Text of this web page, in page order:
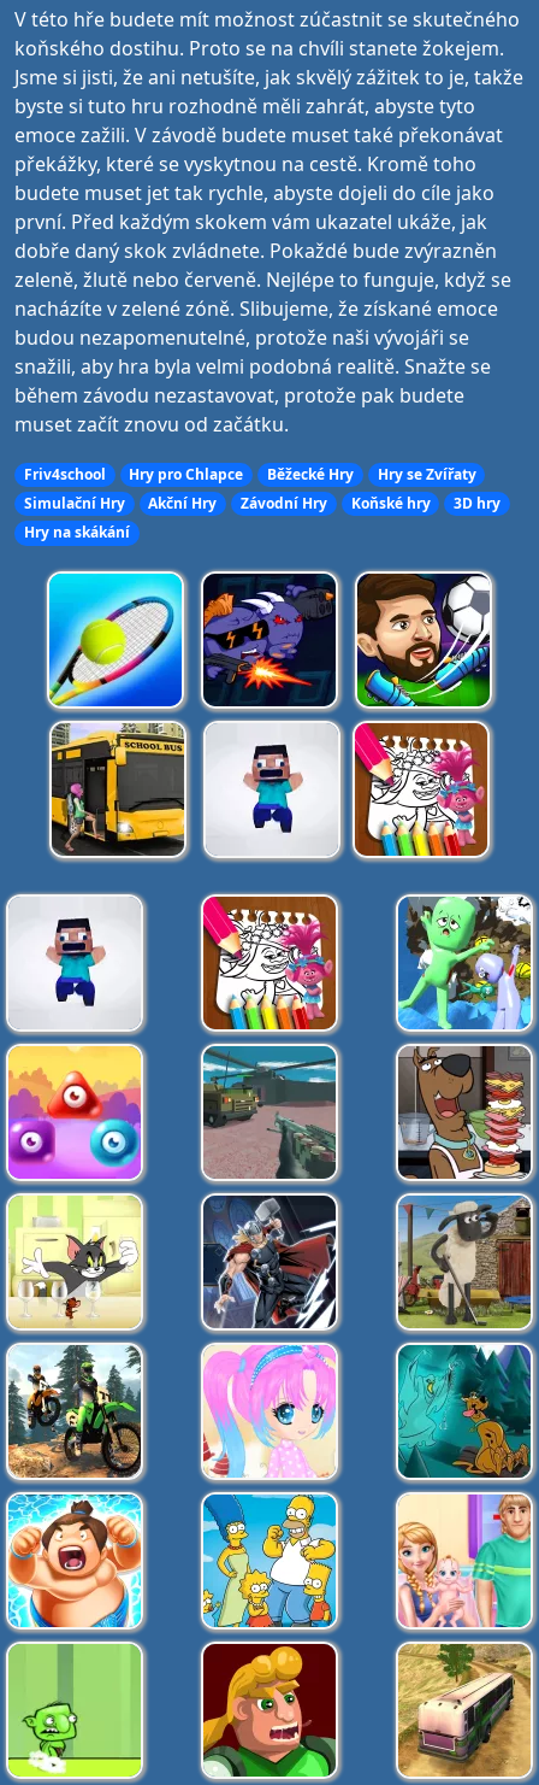
V této hře budete mít možnost zúčastnit se skutečného
koňského dostihu. Proto se na chvíli stanete žokejem.
Jsme si jisti, že ani netušíte, jak skvělý zážitek to je, takže
byste si tuto hru rozhodně měli zahrát, abyste tyto
emoce zažili. V závodě budete muset také překonávat
překážky, které se vyskytnou na cestě. Kromě toho
budete muset jet tak rychle, abyste dojeli do cíle jako
první. Před každým skokem vám ukazatel ukáže, jak
dobře daný skok zvládnete. Pokaždé bude zvýrazněn
zeleně, žlutě nebo červeně. Nejlépe to funguje, když se
nacházíte v zelené zóně. Slibujeme, že získané emoce
budou nezapomenutelné, protože naši vývojáři se
snažili, aby hra byla velmi podobná realitě. Snažte se
během závodu nezastavovat, protože pak budete
muset začít znovu od začátku.
Friv4school Hry pro Chlapce Běžecké Hry
Hry se Zvířaty
Simulační Hry
Akční Hry Závodní Hry Koňské hry
3D hry
Hry na skákání